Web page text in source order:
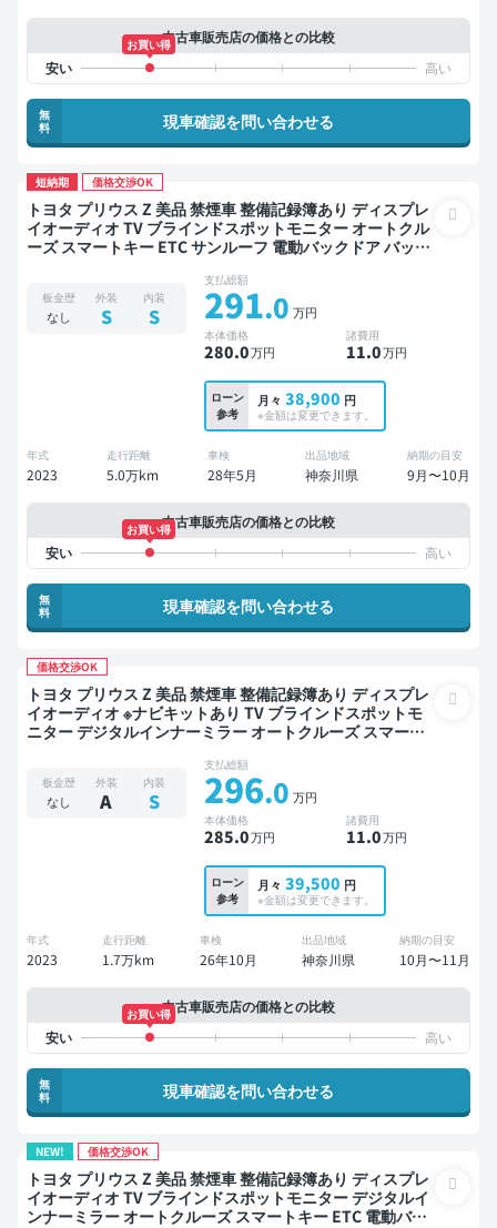
中古車販売店の価格との比較
お買い得
無
料
現車確認を問い合わせる
短納期 価格交渉OK
トヨタ プリウス Z 美品 禁煙車 整備記録簿あり ディスプレ
イオーディオ TV ブラインドスポットモニター オートクル
ーズ スマートキー ETC サンルーフ 電動バックドア バック
板金歴
なし
外装
S
内装
S
支払総額
291.0 万円
本体価格
280.0万円
諸費用
11.0万円
ローン
参考
月々 38,900 円
※金額は変更できます。
年式
2023
走行距離
5.0万km
車検
28年5月
出品地域
神奈川県
納期の目安
9月〜10月
中古車販売店の価格との比較
お買い得
無
料
現車確認を問い合わせる
価格交渉OK
トヨタ プリウス Z 美品 禁煙車 整備記録簿あり ディスプレ
イオーディオ ※ナビキットあり TV ブラインドスポットモ
ニター デジタルインナーミラー オートクルーズ スマート
ライブレコーダー 衝突軽減
板金歴
なし
外装
A
内装
S
支払総額
296.0 万円
本体価格
285.0万円
諸費用
11.0万円
ローン
参考
月々 39,500 円
※金額は変更できます。
年式
2023
走行距離
1.7万km
車検
26年10月
出品地域
神奈川県
納期の目安
10月〜11月
中古車販売店の価格との比較
お買い得
無
料
現車確認を問い合わせる
NEW! 価格交渉OK
トヨタ プリウス Z 美品 禁煙車 整備記録簿あり ディスプレ
イオーディオ TV ブラインドスポットモニター デジタルイ
ンナーミラー オートクルーズ スマートキー ETC 電動バッ